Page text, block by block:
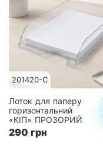
201420-C
Лоток для паперу
горизонтальний
«КІП» ПРОЗОРИЙ
290 грн